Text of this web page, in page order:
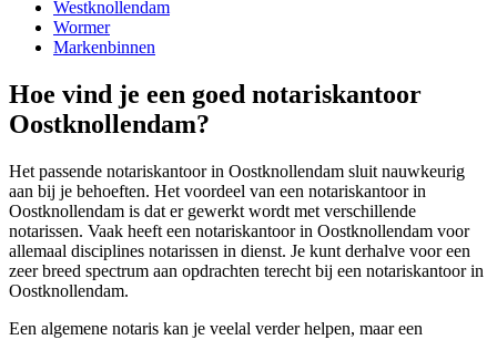
Westknollendam
Wormer
Markenbinnen
Hoe vind je een goed notariskantoor
Oostknollendam?
Het passende notariskantoor in Oostknollendam sluit nauwkeurig
aan bij je behoeften. Het voordeel van een notariskantoor in
Oostknollendam is dat er gewerkt wordt met verschillende
notarissen. Vaak heeft een notariskantoor in Oostknollendam voor
allemaal disciplines notarissen in dienst. Je kunt derhalve voor een
zeer breed spectrum aan opdrachten terecht bij een notariskantoor in
Oostknollendam.
Een algemene notaris kan je veelal verder helpen, maar een